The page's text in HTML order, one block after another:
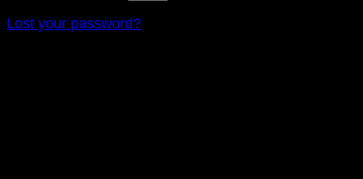
Lost your password?